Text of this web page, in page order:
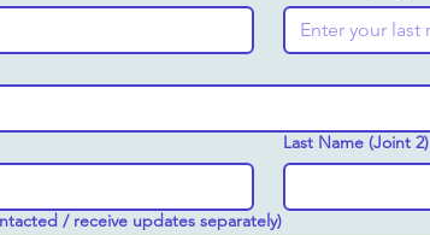
Last Name (Joint 2)
/ receive updates separately)